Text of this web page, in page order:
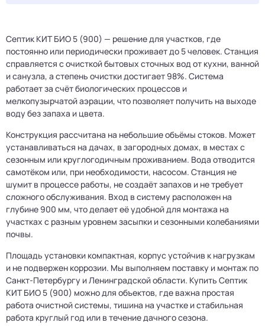
Септик КИТ БИО 5 (900) — решение для участков, где
постоянно или периодически проживает до 5 человек. Станция
справляется с очисткой бытовых сточных вод от кухни, ванной
и санузла, а степень очистки достигает 98%. Система
работает за счёт биологических процессов и
мелкопузырчатой аэрации, что позволяет получить на выходе
воду без запаха и цвета.
Конструкция рассчитана на небольшие объёмы стоков. Может
устанавливаться на дачах, в загородных домах, в местах с
сезонным или круглогодичным проживанием. Вода отводится
самотёком или, при необходимости, насосом. Станция не
шумит в процессе работы, не создаёт запахов и не требует
сложного обслуживания. Вход в систему расположен на
глубине 900 мм, что делает её удобной для монтажа на
участках с разным уровнем засыпки и сезонными колебаниями
почвы.
Площадь установки компактная, корпус устойчив к нагрузкам
и не подвержен коррозии. Мы выполняем поставку и монтаж по
Санкт-Петербургу и Ленинградской области. Купить Септик
КИТ БИО 5 (900) можно для объектов, где важна простая
работа очистной системы, тишина на участке и стабильная
работа круглый год или в течение дачного сезона.